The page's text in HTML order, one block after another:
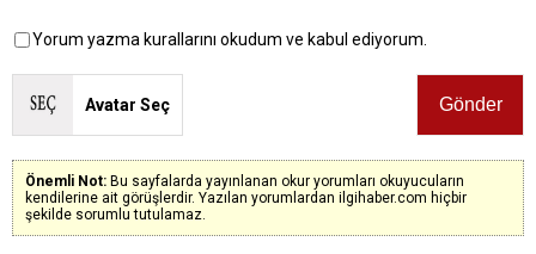
Yorum yazma kurallarını okudum ve kabul ediyorum.
Avatar Seç
Önemli Not: Bu sayfalarda yayınlanan okur yorumları okuyucuların
kendilerine ait görüşlerdir. Yazılan yorumlardan ilgihaber.com hiçbir
şekilde sorumlu tutulamaz.